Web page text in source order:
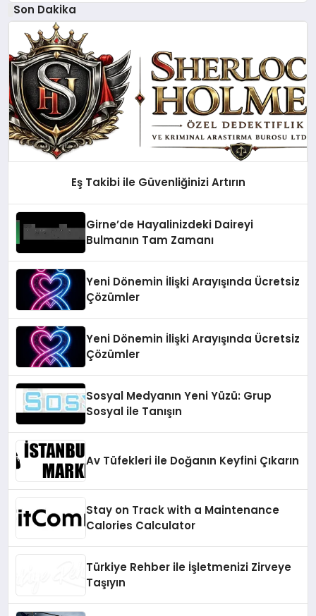
Son Dakika
Eş Takibi ile Güvenliğinizi Artırın
Girne’de Hayalinizdeki Daireyi
Bulmanın Tam Zamanı
Yeni Dönemin İlişki Arayışında Ücretsiz
Çözümler
Yeni Dönemin İlişki Arayışında Ücretsiz
Çözümler
Sosyal Medyanın Yeni Yüzü: Grup
Sosyal ile Tanışın
Av Tüfekleri ile Doğanın Keyfini Çıkarın
Stay on Track with a Maintenance
Calories Calculator
Türkiye Rehber ile İşletmenizi Zirveye
Taşıyın